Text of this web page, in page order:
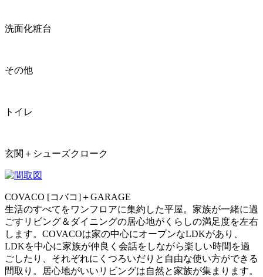
洗面化粧台
その他
トイレ
玄関＋シューズクローク
COVACO [コバコ]＋GARAGE
生活のすべてをワンフロアに集約した平屋。家族が一緒に過
ごすリビング＆ダイニングの居心地がくらしの満足度を左右
します。COVACOは家の中心にオープンなLDKがあり、
LDKを中心に家族が仲良く会話をしながら楽しい時間を過
ごしたり、それぞれにくつろいだりと自由な使い方ができる
間取り。居心地がいいリビングは自然と家族が集まります。